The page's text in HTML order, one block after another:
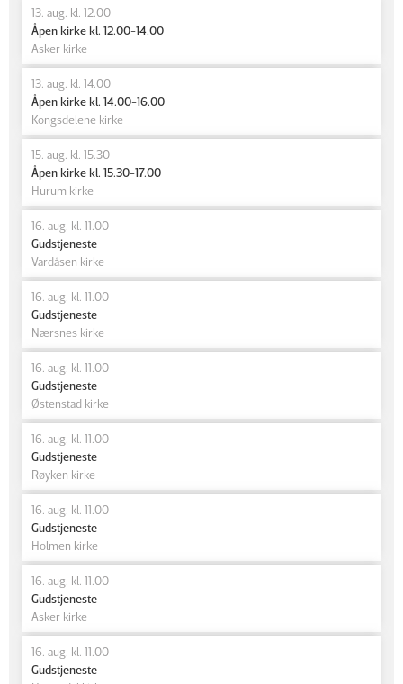
13. aug. kl. 12.00
Åpen kirke kl. 12.00-14.00
Asker kirke
13. aug. kl. 14.00
Åpen kirke kl. 14.00-16.00
Kongsdelene kirke
15. aug. kl. 15.30
Åpen kirke kl. 15.30-17.00
Hurum kirke
16. aug. kl. 11.00
Gudstjeneste
Vardåsen kirke
16. aug. kl. 11.00
Gudstjeneste
Nærsnes kirke
16. aug. kl. 11.00
Gudstjeneste
Østenstad kirke
16. aug. kl. 11.00
Gudstjeneste
Røyken kirke
16. aug. kl. 11.00
Gudstjeneste
Holmen kirke
16. aug. kl. 11.00
Gudstjeneste
Asker kirke
16. aug. kl. 11.00
Gudstjeneste